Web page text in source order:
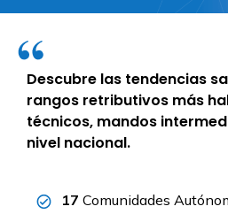
Descubre las tendencias
rangos retributivos más
técnicos, mandos
nivel nacional.
17 Comunidades